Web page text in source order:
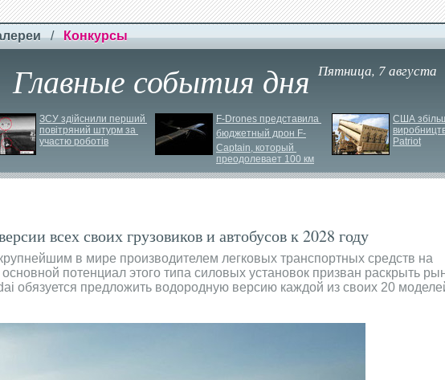
/ Конкурсы
Главные события дня Пятница, 7 августа
ЗСУ здійснили перший
повітряний штурм за
участю роботів
F-Drones представила
бюджетный дрон F-
Сaptain, который
преодолевает 100 км
США
Patriot
всех своих грузовиков и автобусов к 2028 году
в мире производителем легковых транспортных средств на
потенциал этого типа силовых установок призван раскрыть
обязуется предложить водородную версию каждой из своих 20